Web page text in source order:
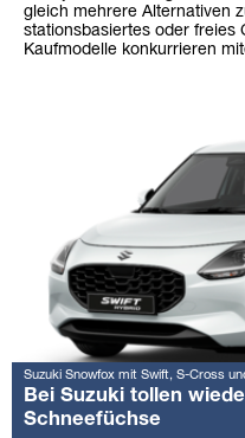
gleich mehrere Alternativen
stationsbasiertes oder freies
Kaufmodelle konkurrieren
Suzuki Snowfox mit Swift, S-Cross
Bei Suzuki tollen
Schneefüchse